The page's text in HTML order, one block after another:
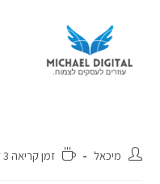
מיכאל זמן קריאה 3 דקות